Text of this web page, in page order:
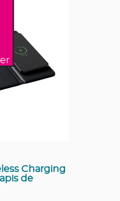
Charging
de